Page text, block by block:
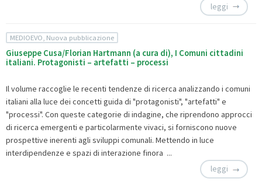
leggi
MEDIOEVO, Nuova pubblicazione
Giuseppe Cusa/Florian Hartmann (a cura di), I Comuni cittadini
italiani. Protagonisti – artefatti – processi
Il volume raccoglie le recenti tendenze di ricerca analizzando i comuni
italiani alla luce dei concetti guida di "protagonisti", "artefatti" e
"processi". Con queste categorie di indagine, che riprendono approcci
di ricerca emergenti e particolarmente vivaci, si forniscono nuove
prospettive inerenti agli sviluppi comunali. Mettendo in luce
interdipendenze e spazi di interazione finora ...
leggi